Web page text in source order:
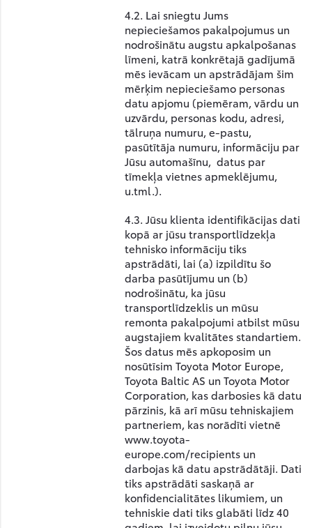
4.2. Lai sniegtu Jums
nepieciešamos pakalpojumus un
nodrošinātu augstu apkalpošanas
līmeni, katrā konkrētajā gadījumā
mēs ievācam un apstrādājam šim
mērķim nepieciešamo personas
datu apjomu (piemēram, vārdu un
uzvārdu, personas kodu, adresi,
tālruņa numuru, e-pastu,
pasūtītāja numuru, informāciju par
Jūsu automašīnu, datus par
tīmekļa vietnes apmeklējumu,
u.tml.).
4.3. Jūsu klienta identifikācijas dati
kopā ar jūsu transportlīdzekļa
tehnisko informāciju tiks
apstrādāti, lai (a) izpildītu šo
darba pasūtījumu un (b)
nodrošinātu, ka jūsu
transportlīdzeklis un mūsu
remonta pakalpojumi atbilst mūsu
augstajiem kvalitātes standartiem.
Šos datus mēs apkoposim un
nosūtīsim Toyota Motor Europe,
Toyota Baltic AS un Toyota Motor
Corporation, kas darbosies kā datu
pārzinis, kā arī mūsu tehniskajiem
partneriem, kas norādīti vietnē
www.toyota-
europe.com/recipients un
darbojas kā datu apstrādātāji. Dati
tiks apstrādāti saskaņā ar
konfidencialitātes likumiem, un
tehniskie dati tiks glabāti līdz 40